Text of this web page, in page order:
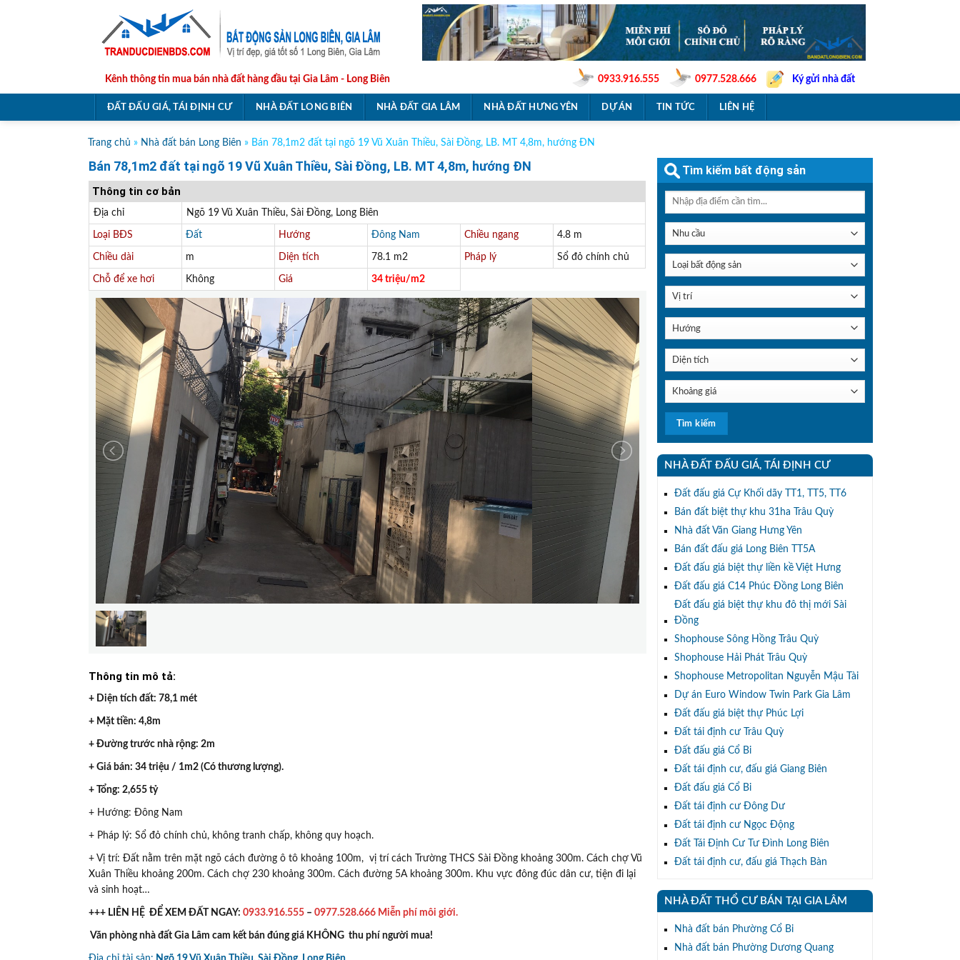
Kênh thông tin mua bán nhà đất hàng đầu tại Gia Lâm - Long Biên 0933.916.555 0977.528.666 Ký gửi nhà đất
ĐẤT ĐẤU GIÁ, TÁI ĐỊNH CƯ NHÀ ĐẤT LONG BIÊN NHÀ ĐẤT GIA LÂM NHÀ ĐẤT HƯNG YÊN DỰ ÁN TIN TỨC LIÊN HỆ
Trang chủ » Nhà đất bán Long Biên » Bán 78,1m2 đất tại ngõ 19 Vũ Xuân Thiều, Sài Đồng, LB. MT 4,8m, hướng ĐN
Bán 78,1m2 đất tại ngõ 19 Vũ Xuân Thiều, Sài Đồng, LB. MT 4,8m, hướng ĐN
Thông tin cơ bản
Địa chỉ Ngõ 19 Vũ Xuân Thiều, Sài Đồng, Long Biên
Loại BĐS Đất Hướng Đông Nam Chiều ngang 4.8 m
Chiều dài m Diện tích 78.1 m2 Pháp lý Sổ đỏ chính chủ
Chỗ để xe hơi Không Giá 34 triệu/m2
Thông tin mô tả:
+ Diện tích đất: 78,1 mét
+ Mặt tiền: 4,8m
+ Đường trước nhà rộng: 2m
+ Giá bán: 34 triệu / 1m2 (Có thương lượng).
+ Tổng: 2,655 tỷ
+ Hướng: Đông Nam
+ Pháp lý: Sổ đỏ chính chủ, không tranh chấp, không quy hoạch.
+ Vị trí: Đất nằm trên mặt ngõ cách đường ô tô khoảng 100m, vị trí cách Trường THCS Sài Đồng khoảng 300m. Cách chợ Vũ
Xuân Thiều khoảng 200m. Cách chợ 230 khoảng 300m. Cách đường 5A khoảng 300m. Khu vực đông đúc dân cư, tiện đi lại
và sinh hoạt…
+++ LIÊN HỆ ĐỂ XEM ĐẤT NGAY: 0933.916.555 – 0977.528.666 Miễn phí môi giới.
Văn phòng nhà đất Gia Lâm cam kết bán đúng giá KHÔNG thu phí người mua!
Tìm kiếm bất động sản
NHÀ ĐẤT ĐẤU GIÁ, TÁI ĐỊNH CƯ
Đất đấu giá Cự Khối dãy TT1, TT5, TT6
Bán đất biệt thự khu 31ha Trâu Quỳ
Nhà đất Văn Giang Hưng Yên
Bán đất đấu giá Long Biên TT5A
Đất đấu giá biệt thự liền kề Việt Hưng
Đất đấu giá C14 Phúc Đồng Long Biên
Đất đấu giá biệt thự khu đô thị mới Sài
Đồng
Shophouse Sông Hồng Trâu Quỳ
Shophouse Hải Phát Trâu Quỳ
Shophouse Metropolitan Nguyễn Mậu Tài
Dự án Euro Window Twin Park Gia Lâm
Đất đấu giá biệt thự Phúc Lợi
Đất tái định cư Trâu Quỳ
Đất đấu giá Cổ Bi
Đất tái định cư, đấu giá Giang Biên
Đất đấu giá Cổ Bi
Đất tái định cư Đông Dư
Đất tái định cư Ngọc Động
Đất Tái Định Cư Tư Đình Long Biên
Đất tái định cư, đấu giá Thạch Bàn
NHÀ ĐẤT THỔ CƯ BÁN TẠI GIA LÂM
Nhà đất bán Phường Cổ Bi
Nhà đất bán Phường Dương Quang